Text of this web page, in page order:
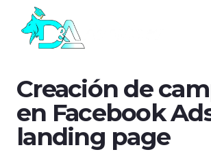
Creación de
en Facebook
landing page